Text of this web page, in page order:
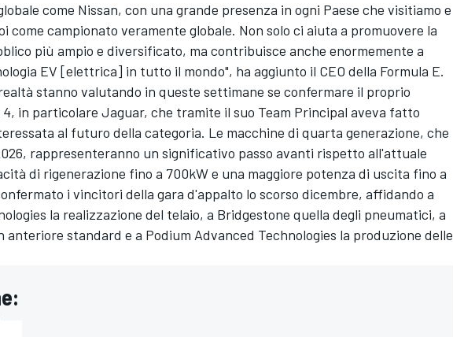
come Nissan, con una grande presenza in ogni Paese che visitiamo e
come campionato veramente globale. Non solo ci aiuta a promuovere la
più ampio e diversificato, ma contribuisce anche enormemente a
EV [elettrica] in tutto il mondo", ha aggiunto il CEO della Formula E.
stanno valutando in queste settimane se confermare il proprio
4, in particolare Jaguar, che tramite il suo Team Principal aveva fatto
al futuro della categoria. Le macchine di quarta generazione, che
rappresenteranno un significativo passo avanti rispetto all'attuale
di rigenerazione fino a 700kW e una maggiore potenza di uscita fino a
i vincitori della gara d'appalto lo scorso dicembre, affidando a
la realizzazione del telaio, a Bridgestone quella degli pneumatici, a
anteriore standard e a Podium Advanced Technologies la produzione delle